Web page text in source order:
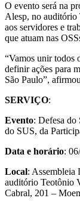
O evento será na
Alesp, no auditório
aos servidores e
que atuam nas
“Vamos unir todos
definir ações para
São Paulo”,
SERVIÇO:
Evento: Defesa
do SUS, da
Data e horário:
Local: Assembleia
auditório Teotônio
Cabral, 201 –